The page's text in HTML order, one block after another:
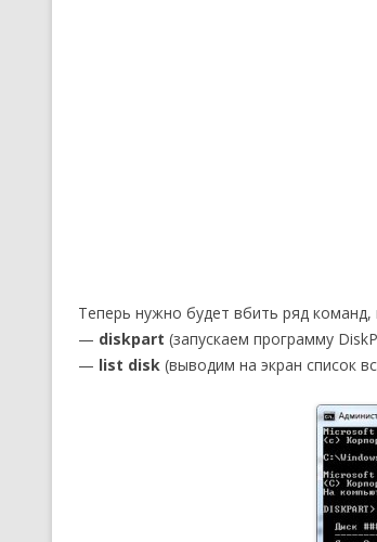
Теперь нужно будет вбить ряд
— diskpart (запускаем программу
— list disk (выводим на экран список